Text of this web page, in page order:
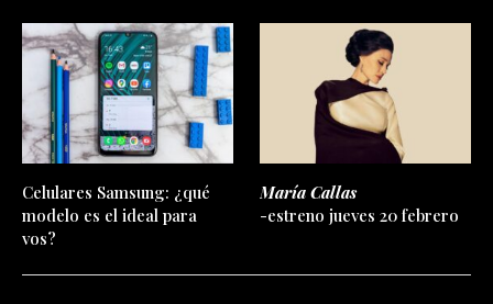
Celulares Samsung: ¿qué
modelo es el ideal para
vos?
María Callas
-estreno jueves 20 febrero